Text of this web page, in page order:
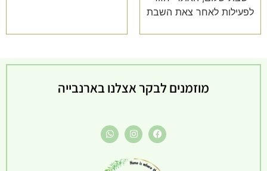
לפעילות לאחר צאת השבת
מוזמנים לבקר אצלנו בארנבייה